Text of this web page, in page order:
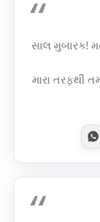
સાલ મુબારક!
મારા તરફથી